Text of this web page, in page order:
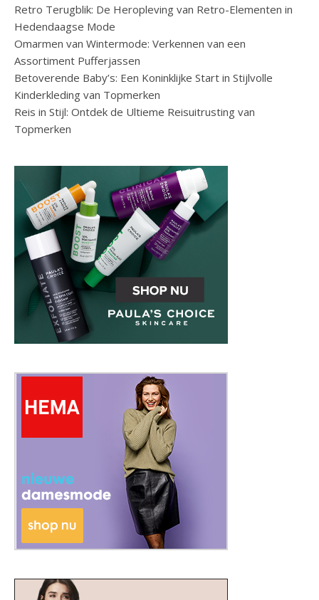
Retro Terugblik: De Heropleving van Retro-Elementen in
Hedendaagse Mode
Omarmen van Wintermode: Verkennen van een
Assortiment Pufferjassen
Betoverende Baby’s: Een Koninklijke Start in Stijlvolle
Kinderkleding van Topmerken
Reis in Stijl: Ontdek de Ultieme Reisuitrusting van
Topmerken